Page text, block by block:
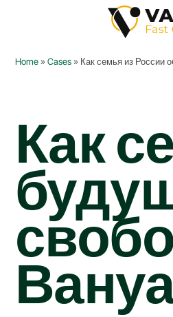
Home» Cases» Как семья из России
Как